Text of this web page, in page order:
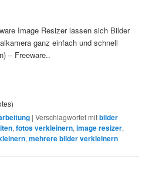
Image Resizer lassen sich Bilder
ganz einfach und schnell
– Freeware..
|Verschlagwortet mitbilder
,fotos verkleinern,image resizer,
,mehrere bilder verkleinern